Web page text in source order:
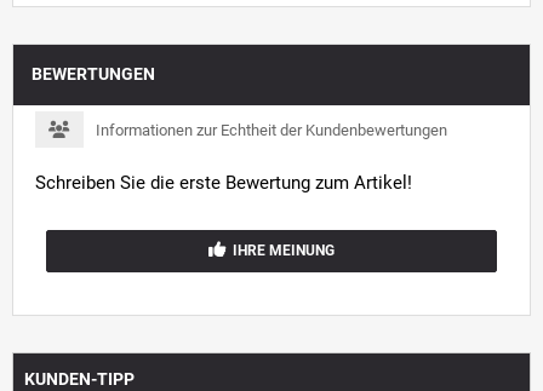
BEWERTUNGEN
Informationen zur Echtheit der Kundenbewertungen
Schreiben Sie die erste Bewertung zum Artikel!
IHRE MEINUNG
KUNDEN-TIPP